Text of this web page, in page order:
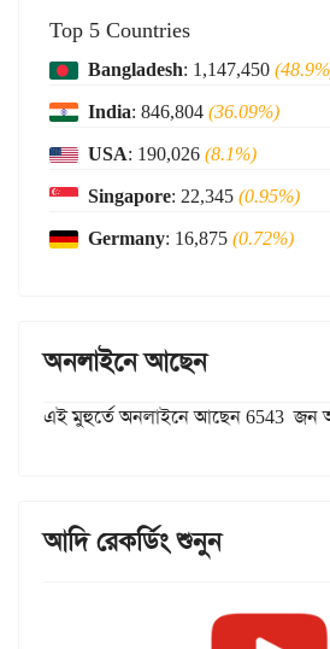
Top 5 Countries
Bangladesh: 1,147,450
India: 846,804(36.09%)
USA: 190,026(8.1%)
Singapore: 22,345(0.95%)
Germany: 16,875(0.72%)
অনলাইনে আছেন
এই মুহুর্তে অনলাইনে আছেন 6543 জন
আদি রেকর্ডিং শুনুন